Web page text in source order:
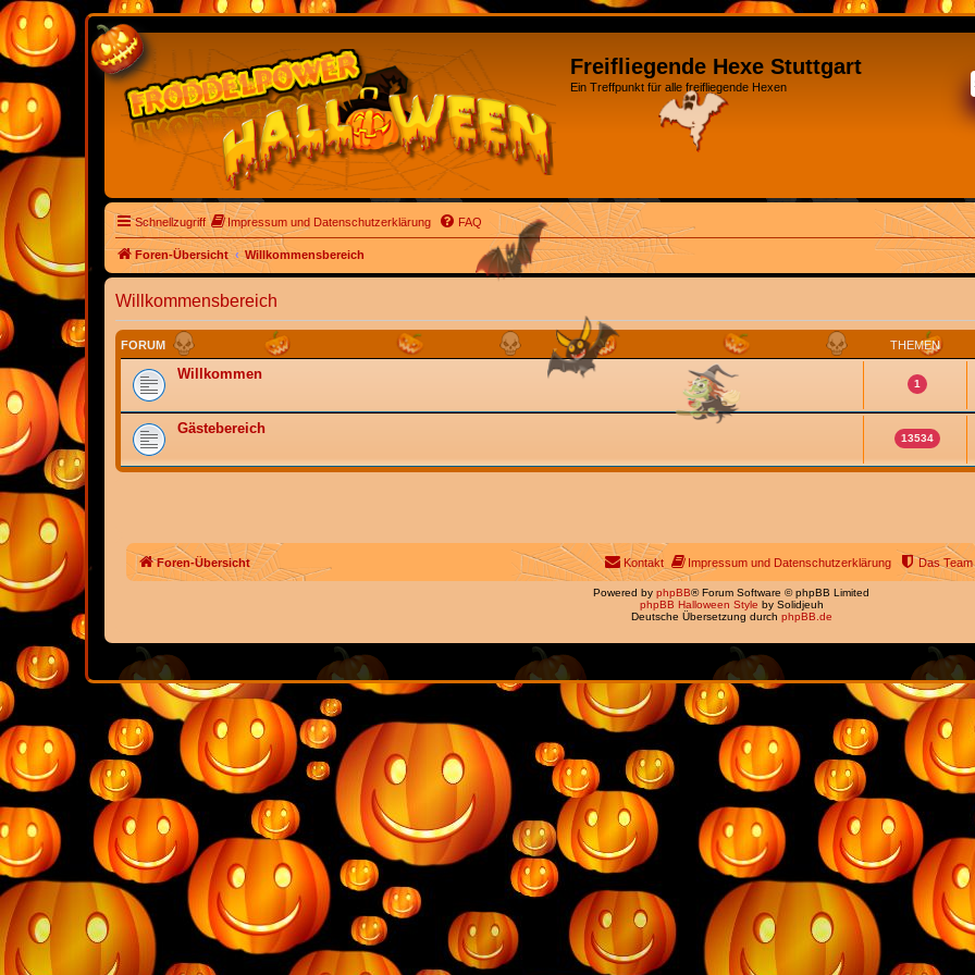
Freifliegende Hexe Stuttgart
Ein Treffpunkt für alle freifliegende Hexen
Schnellzugriff Impressum und Datenschutzerklärung FAQ
Foren-Übersicht Willkommensbereich
Willkommensbereich
FORUM THEMEN
Willkommen
1
Gästebereich
13534
Foren-Übersicht Das Team
Impressum und Datenschutzerklärung
Kontakt
Powered by phpBB® Forum Software © phpBB Limited
phpBB Halloween Style by Solidjeuh
Deutsche Übersetzung durch phpBB.de